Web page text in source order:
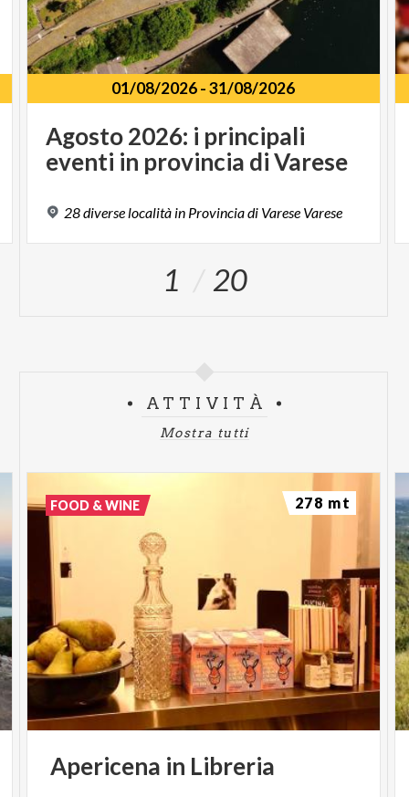
01/08/2026-31/08/2026
Agosto2026: i principali
eventi in provincia diVarese
28diverselocalità in Provinciadi Varese Varese
1 20
ATTIVITÀ
Mostra tutti
Apericena in Libreria
FOOD & WINE 278 mt